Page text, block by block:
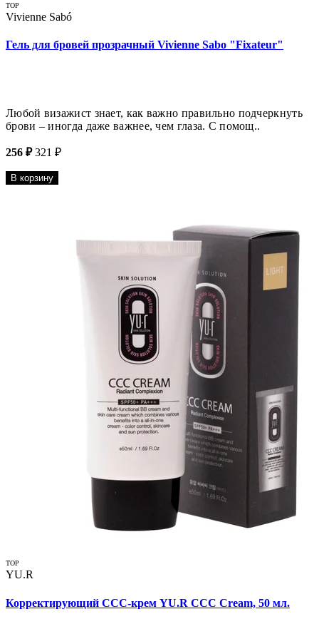
TOP
Vivienne Sabó
Гель для бровей прозрачный Vivienne Sabo "Fixateur"
Любой визажист знает, как важно правильно подчеркнуть
брови – иногда даже важнее, чем глаза. С помощ..
256 ₽ 321 ₽
В корзину
TOP
YU.R
Корректирующий ССС-крем YU.R CCC Cream, 50 мл.